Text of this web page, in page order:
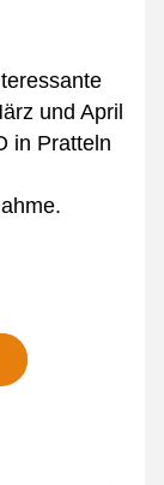
und April
in Pratteln